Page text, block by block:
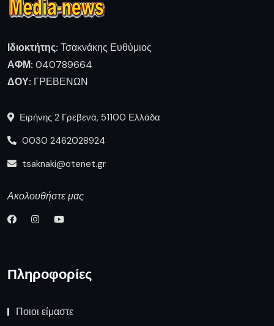
Ιδιοκτήτης: Τσακνάκης Ευθύμιος
ΑΦΜ: 040789664
ΔΟΥ: ΓΡΕΒΕΝΩΝ
Ειρήνης 2 Γρεβενά, 51100 Ελλάδα
0030 2462028924
tsaknaki@otenet.gr
Ακολουθήστε μας
Πληροφορίες
Ποιοι είμαστε